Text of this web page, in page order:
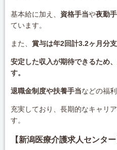
基本給に加え、 資格手当や夜勤
ています。
また、賞与は年2回計3.2ヶ月分支
安定した収入が期待できるため
す。
退職金制度や扶養手当などの福
充実しており、長期的なキャリ
す。
【新潟医療介護求人センタ